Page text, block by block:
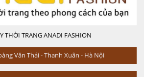
THỜI TRANG ANADI FASHION
Văn Thái - Thanh Xuân - Hà Nội